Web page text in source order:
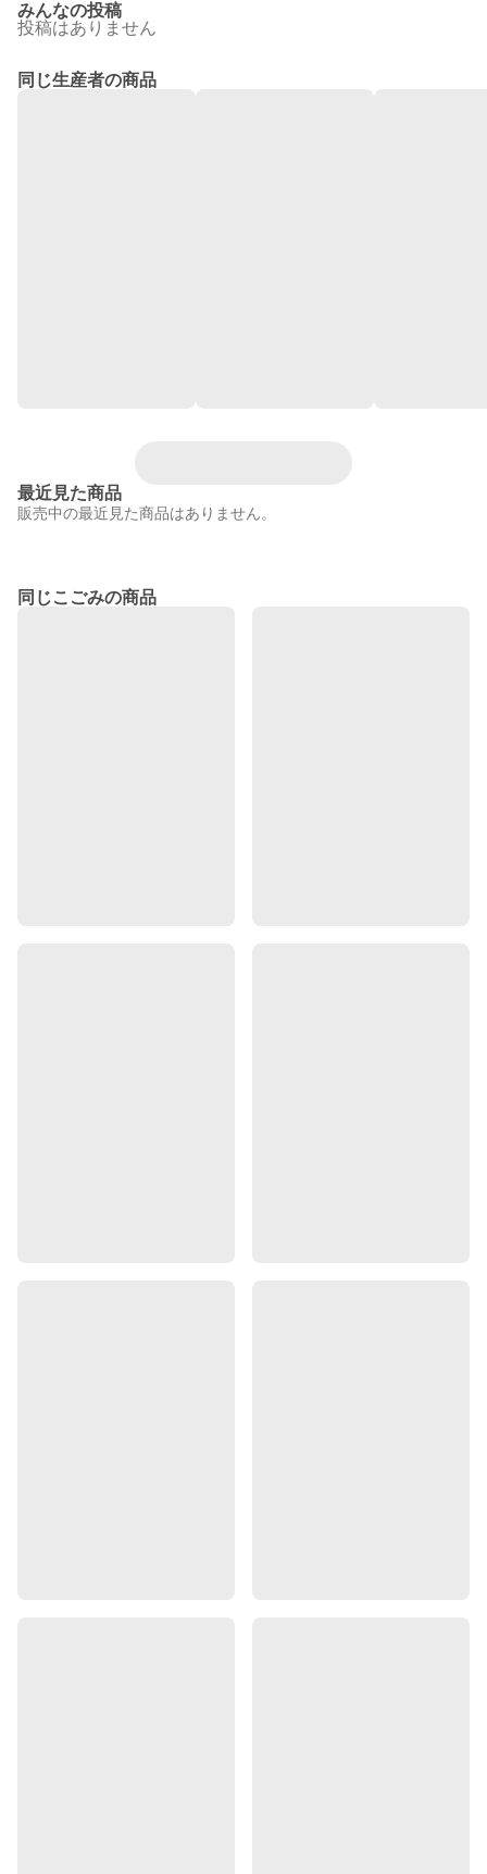
みんなの投稿
投稿はありません
同じ生産者の商品
最近見た商品
販売中の最近見た商品はありません。
同じこごみの商品